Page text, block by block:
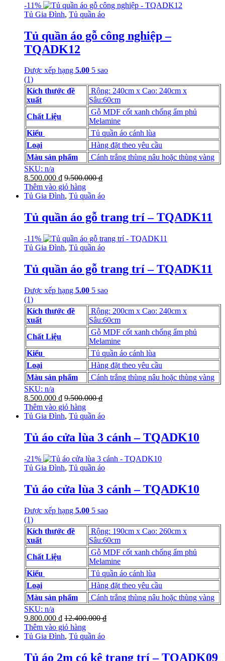
-11%
Tủ Gia Đình, Tủ quần áo
Tủ quần áo gỗ công nghiệp –
TQADK12
Được xếp hạng 5.00 5 sao
(1)
Kích thước đề
xuất
Rộng: 240cm x Cao: 240cm x
Sâu:60cm
Chất Liệu
Gỗ MDF cốt xanh chống ẩm phủ
Melamine
Kiểu
Tủ quần áo cánh lùa
Loại
Hàng đặt theo yêu cầu
Màu sản phẩm
Cánh trắng thùng nâu hoặc thùng vàng
SKU: n/a
8.500.000 ₫ 9.500.000₫
Thêm vào giỏ hàng
Tủ Gia Đình, Tủ quần áo
Tủ quần áo gỗ trang trí – TQADK11
-11%
Tủ Gia Đình, Tủ quần áo
Tủ quần áo gỗ trang trí – TQADK11
Được xếp hạng 5.00 5 sao
(1)
Kích thước đề
xuất
Rộng: 200cm x Cao: 240cm x
Sâu:60cm
Chất Liệu
Gỗ MDF cốt xanh chống ẩm phủ
Melamine
Kiểu
Tủ quần áo cánh lùa
Loại
Hàng đặt theo yêu cầu
Màu sản phẩm
Cánh trắng thùng nâu hoặc thùng vàng
SKU: n/a
8.500.000 ₫ 9.500.000₫
Thêm vào giỏ hàng
Tủ Gia Đình, Tủ quần áo
Tủ áo cửa lùa 3 cánh – TQADK10
-21%
Tủ Gia Đình, Tủ quần áo
Tủ áo cửa lùa 3 cánh – TQADK10
Được xếp hạng 5.00 5 sao
(1)
Kích thước đề
xuất
Rộng: 190cm x Cao: 260cm x
Sâu:60cm
Chất Liệu
Gỗ MDF cốt xanh chống ẩm phủ
Melamine
Kiểu
Tủ quần áo cánh lùa
Loại
Hàng đặt theo yêu cầu
Màu sản phẩm
Cánh trắng thùng nâu hoặc thùng vàng
SKU: n/a
9.800.000 ₫ 12.400.000₫
Thêm vào giỏ hàng
Tủ Gia Đình, Tủ quần áo
Tủ áo 2m có kệ trang trí – TQADK09